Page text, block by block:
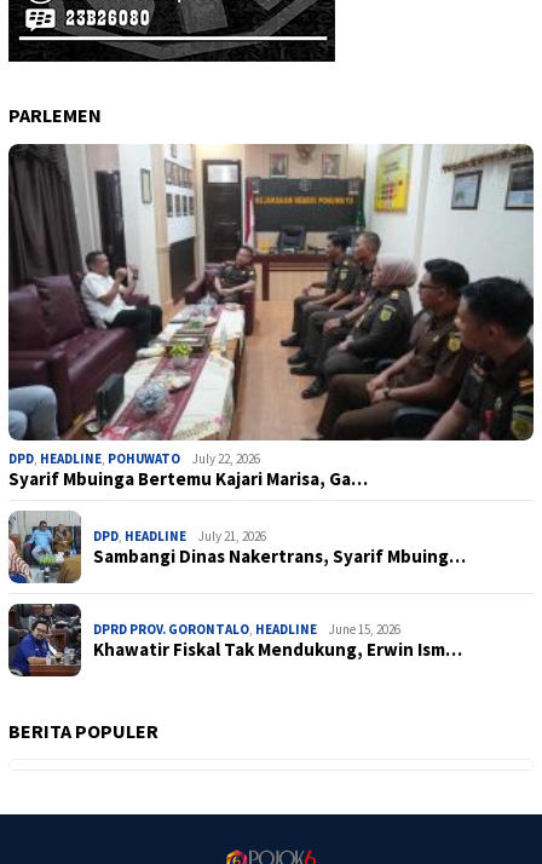
PARLEMEN
DPD, HEADLINE, POHUWATO July 22, 2026
Syarif Mbuinga Bertemu Kajari Marisa, Ga…
DPD, HEADLINE July 21, 2026
Sambangi Dinas Nakertrans, Syarif Mbuing…
DPRD PROV. GORONTALO, HEADLINE June 15, 2026
Khawatir Fiskal Tak Mendukung, Erwin Ism…
BERITA POPULER